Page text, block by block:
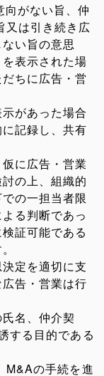
がない旨、仲
又は引き続き広
い旨の意思
表示された場
ちに広告・営
があった場合
記録し、共有
に広告・営業
の上、組織的
の一担当者限
る判断であっ
証可能である
定を適切に支
告・営業は行
名、仲介契
する目的である
の手続を進